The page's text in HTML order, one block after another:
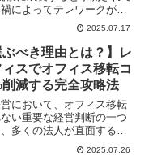
によってテレワークが普
時間や場所をフレキシブ
ワークプレイスに注目が
す。特に忙しい会社員の皆
レンタルオフィスは従来
念を大きく変える...
2025.07.17
ぶべき理由とは？】レ
スでオフィス移転コ
減する完全攻略法
において、オフィス移転
い重要な経営判断の一つ
多くの法人が直面するの
膨大なコストと複雑な手
フィス移転を実施する場
2025.07.26